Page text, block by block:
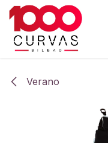
Ir al contenido
Verano